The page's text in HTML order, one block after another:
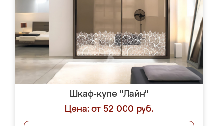
Шкаф-купе "Лайн"
Цена: от 52 000 руб.